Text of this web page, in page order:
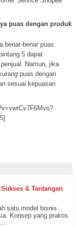
puas dengan produk
benar-benar puas
5 dapat
Namun, jika
puas dengan
sesuai kepuasan
& Tantangan
satu model bisnis
Konsep yang praktis